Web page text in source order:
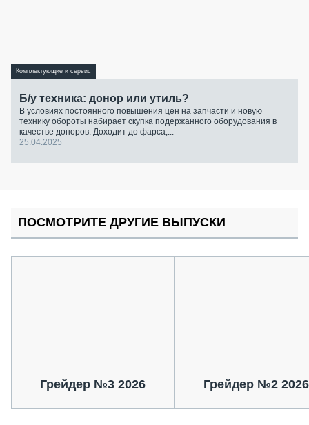
Комплектующие и сервис
Б/у техника: донор или утиль?
В условиях постоянного повышения цен на запчасти и новую
технику обороты набирает скупка подержанного оборудования в
качестве доноров. Доходит до фарса,...
25.04.2025
ПОСМОТРИТЕ ДРУГИЕ ВЫПУСКИ
Грейдер №3 2026 Грейдер №2 2026